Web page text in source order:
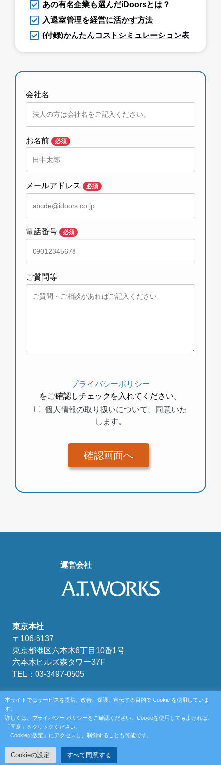
あの有名企業も選んだiDoorsとは？
入退室管理を経営に活かす方法
(付録)かんたんコストシミュレーション表
会社名
お名前 必須
メールアドレス 必須
電話番号 必須
ご質問等
プライバシーポリシー
をご確認しチェックを入れてください。
個人情報の取り扱いについて、同意いた
します。
運営会社
東京本社
〒106-6137
東京都港区六本木6丁目10番1号
六本木ヒルズ森タワー37F
TEL：03-3497-0505
富山県富山市牛島新町4-5
TEL：076-439-6111
本サイトではサービスを提供、改善、保護、宣伝する目的で Cookie を使用していま
す。
詳しくは、プライバシー ポリシーをご確認ください。Cookieを使用してもよければ、
「同意」をクリックください。
「Cookieの設定」にアクセスし、制御することも可能です。
Cookieの設定 すべて同意する